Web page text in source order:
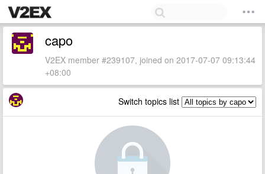
capo
V2EX member #239107, joined on 2017-07-07 09:13:44
+08:00
Switch topics list